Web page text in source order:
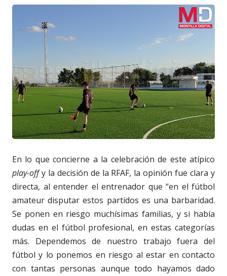
En lo que concierne a la celebración de este atípico
play-offy la decisión de la RFAF, la opinión fue clara y
directa, al entender el entrenador que “en el fútbol
amateur disputar estos partidos es una barbaridad.
Se ponen en riesgo muchísimas familias, y si había
dudas en el fútbol profesional, en estas categorías
más. Dependemos de nuestro trabajo fuera del
fútbol y lo ponemos en riesgo al estar en contacto
con tantas personas aunque todo hayamos dado